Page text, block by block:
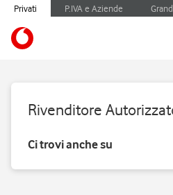
Privati P.IVA e Aziende
Rivenditore
Ci trovi anche su